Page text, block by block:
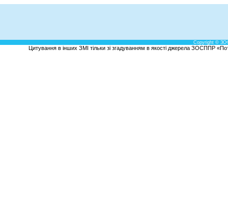
Copyright ©
Цитування в інших ЗМІ тільки зі згадуванням в якості джерела ЗОСППР